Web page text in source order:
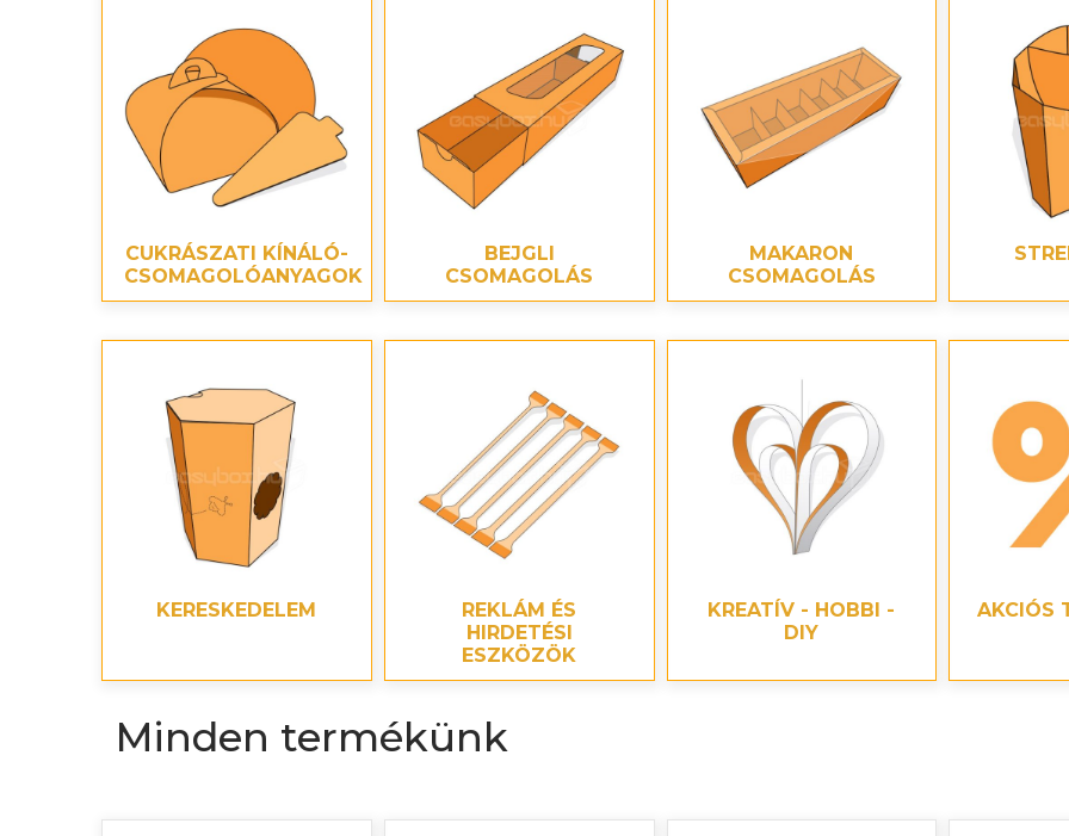
CUKRÁSZATI KÍNÁLÓ-
CSOMAGOLÓANYAGOK
BEJGLI
CSOMAGOLÁS
MAKARON
CSOMAGOLÁS
KERESKEDELEM
REKLÁM ÉS
HIRDETÉSI
ESZKÖZÖK
KREATÍV - HOBBI -
DIY
AKCIÓS
Minden termékünk